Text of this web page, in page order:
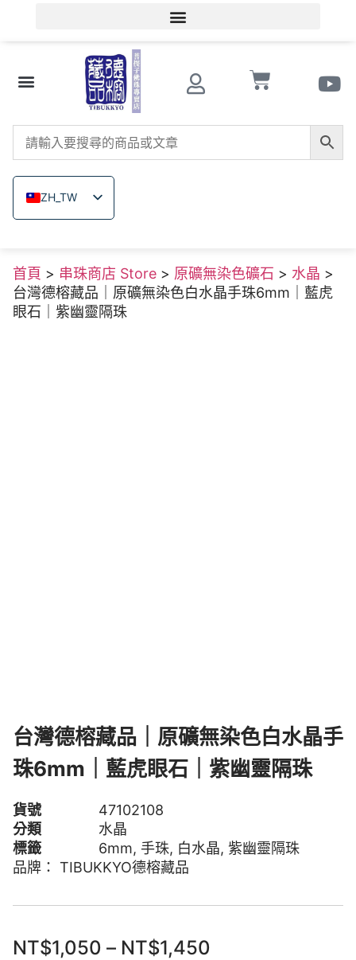
ZH_TW
EN
TH
VI
首頁 > 串珠商店 Store > 原礦無染色礦石 > 水晶 >
台灣德榕藏品｜原礦無染色白水晶手珠6mm｜藍虎
眼石｜紫幽靈隔珠
台灣德榕藏品｜原礦無染色白水晶手
珠6mm｜藍虎眼石｜紫幽靈隔珠
貨號
47102108
分類
水晶
標籤
6mm, 手珠, 白水晶, 紫幽靈隔珠
品牌： TIBUKKYO德榕藏品
NT$1,050 – NT$1,450